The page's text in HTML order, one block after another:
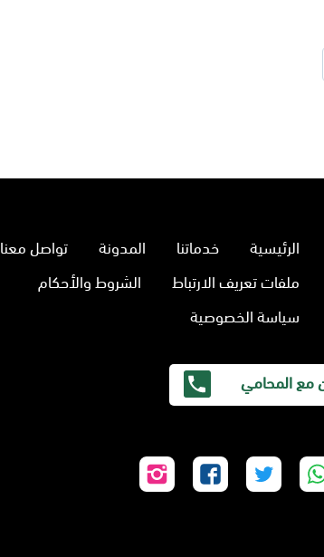
الرئيسية خدماتنا المدونة
تواصل معنا
ملفات تعريف الارتباط
الشروط والأحكام
سياسة الخصوصية
مع المحامي
على
على
على
على